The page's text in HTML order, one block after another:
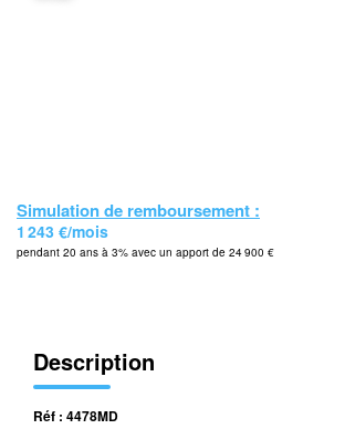
Simulation de remboursement :
1 243 €/mois
pendant 20 ans à 3% avec un apport de 24 900 €
Description
Réf : 4478MD